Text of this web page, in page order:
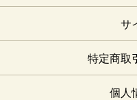
サ
特定商取
個人